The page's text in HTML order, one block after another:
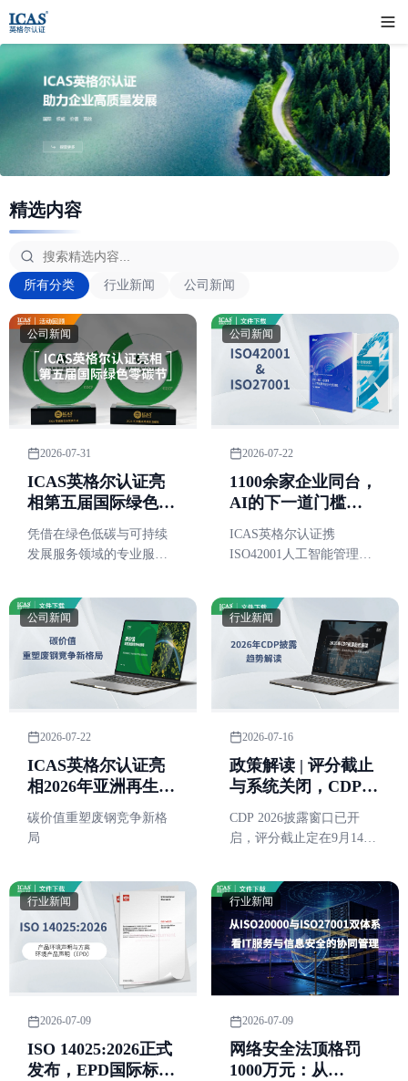
精选内容
所有分类 行业新闻 公司新闻
公司新闻
2026-07-31
ICAS英格尔认证亮
相第五届国际绿色零
碳节，分享零碳园区
与零碳工厂申报实操
并获颁两项荣誉
凭借在绿色低碳与可持续
发展服务领域的专业服务
颁“2026可持续未来特别贡
献奖”，同时摘得“2026零碳
园区运营典范奖”。
公司新闻
2026-07-22
1100余家企业同台，
AI的下一道门槛
是"可信”，ICAS英
格尔认证亮相WAIC
ICAS英格尔认证携
ISO42001人工智能管理体
公司新闻
2026-07-22
ICAS英格尔认证亮
相2026年亚洲再生金
属循环发展大会，分
享废钢碳价值落地路
径
碳价值重塑废钢竞争新格
局
行业新闻
2026-07-16
政策解读 | 评分截止
与系统关闭，CDP
2026披露要分清的两
个时间点
CDP 2026披露窗口已开
启，评分截止定在9月14日
行业新闻
2026-07-09
ISO 14025:2026正式
发布，EPD国际标准
行业新闻
2026-07-09
网络安全法顶格罚
1000万元：从